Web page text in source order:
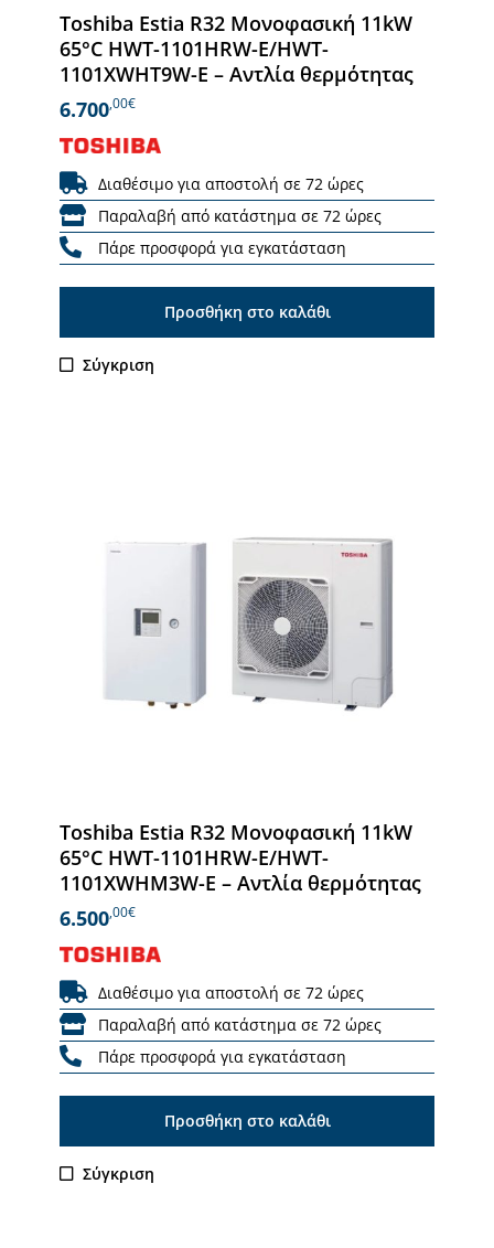
Toshiba Estia R32 Μονοφασική 11kW
65°C HWT-1101HRW-E/HWT-
1101XWHT9W-E – Αντλία θερμότητας
6.700,00€
Διαθέσιμο για αποστολή σε 72 ώρες
Παραλαβή από κατάστημα σε 72 ώρες
Πάρε προσφορά για εγκατάσταση
Προσθήκη στο καλάθι
Σύγκριση
Toshiba Estia R32 Μονοφασική 11kW
65°C HWT-1101HRW-E/HWT-
1101XWHM3W-E – Αντλία θερμότητας
6.500,00€
Διαθέσιμο για αποστολή σε 72 ώρες
Παραλαβή από κατάστημα σε 72 ώρες
Πάρε προσφορά για εγκατάσταση
Προσθήκη στο καλάθι
Σύγκριση